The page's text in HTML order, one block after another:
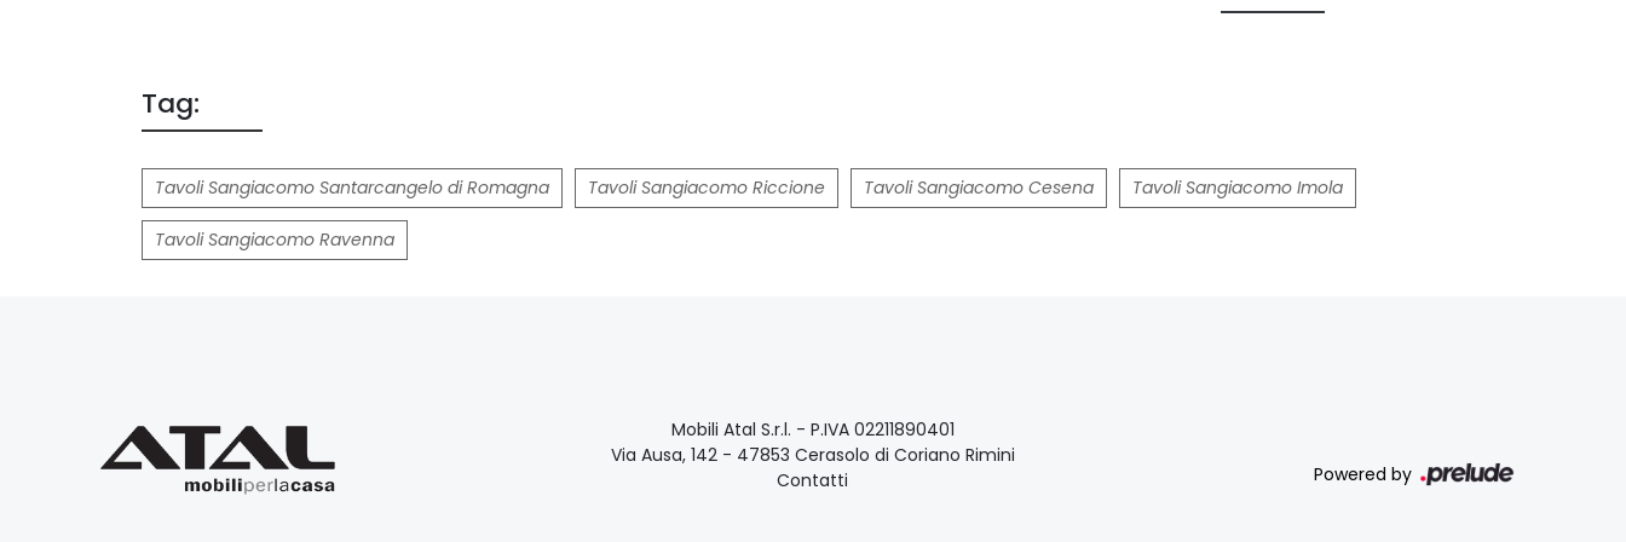
Tag:
Tavoli Sangiacomo Santarcangelo di Romagna Tavoli Sangiacomo Riccione Tavoli Sangiacomo Cesena Tavoli Sangiacomo Imola
Tavoli Sangiacomo Ravenna
Mobili Atal S.r.l. - P.IVA 02211890401
Via Ausa, 142 - 47853 Cerasolo di Coriano Rimini
Contatti
Powered by